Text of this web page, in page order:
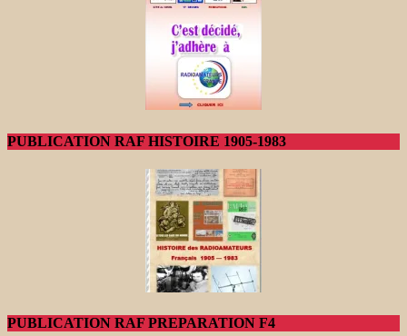
PUBLICATION RAF HISTOIRE 1905-1983
PUBLICATION RAF PREPARATION F4